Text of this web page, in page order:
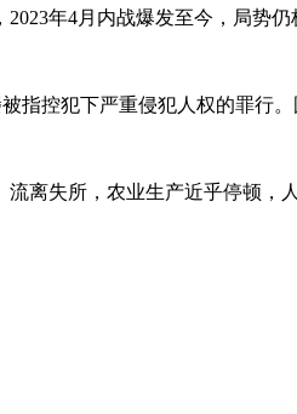
年4月内战爆发至今，局势
指控犯下严重侵犯人权的罪行
离失所，农业生产近乎停顿，